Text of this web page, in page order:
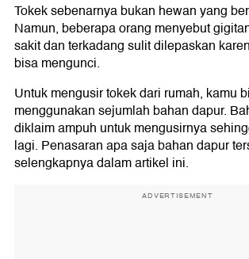
Tokek sebenarnya bukan hewan yang
Namun, beberapa orang menyebut
sakit dan terkadang sulit dilepaskan
bisa mengunci.
Untuk mengusir tokek dari rumah, kamu
menggunakan sejumlah bahan dapur.
diklaim ampuh untuk mengusirnya
lagi. Penasaran apa saja bahan dapur
selengkapnya dalam artikel ini.
ADVERTISEMENT